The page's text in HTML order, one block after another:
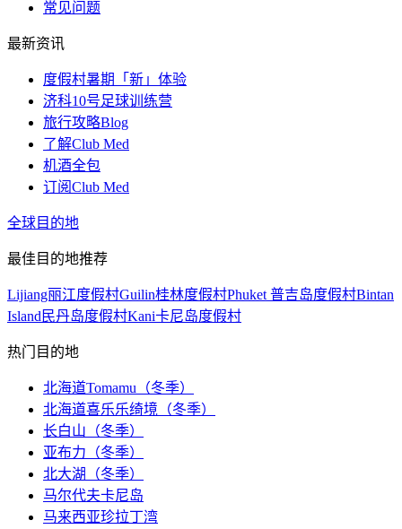
常见问题
最新资讯
度假村暑期「新」体验
济科10号足球训练营
旅行攻略Blog
了解Club Med
机酒全包
订阅Club Med
全球目的地
最佳目的地推荐
Lijiang丽江度假村Guilin桂林度假村Phuket 普吉岛度假村Bintan
Island民丹岛度假村Kani卡尼岛度假村
热门目的地
北海道Tomamu（冬季）
北海道喜乐乐绮境（冬季）
长白山（冬季）
亚布力（冬季）
北大湖（冬季）
马尔代夫卡尼岛
马来西亚珍拉丁湾